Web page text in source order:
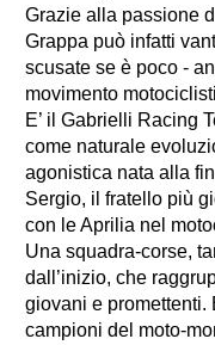
Grazie alla passione
Grappa può infatti
scusate se è poco -
movimento
E’ il Gabrielli Racing
come naturale
agonistica nata alla
Sergio, il fratello più
con le Aprilia nel
Una squadra-corse,
dall’inizio, che
giovani e promettenti.
campioni del moto-